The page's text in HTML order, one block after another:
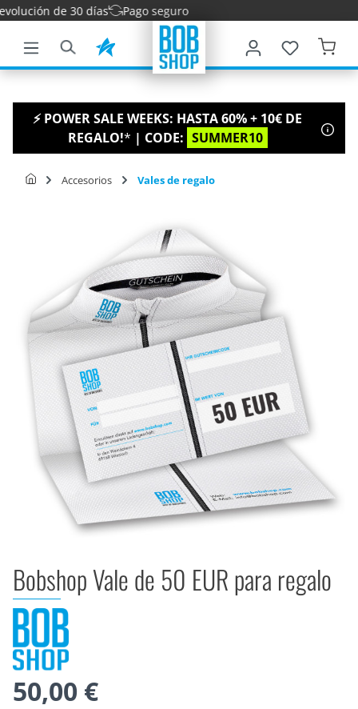
principal
de 30 días Pago seguro
⚡ POWER SALE WEEKS: HASTA 60% + 10€ DE
REGALO!* | CODE: SUMMER10
Accesorios Vales de regalo
Bobshop Vale de 50 EUR para regalo
50,00 €